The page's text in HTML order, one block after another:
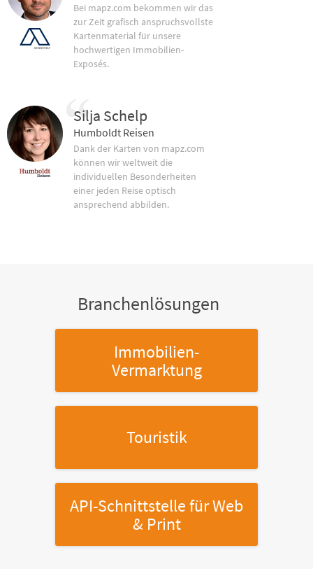
Bei mapz.com bekommen wir das
zur Zeit grafisch anspruchsvollste
Kartenmaterial für unsere
hochwertigen Immobilien-
Exposés.
Silja Schelp
Humboldt Reisen
Dank der Karten von mapz.com
können wir weltweit die
individuellen Besonderheiten
einer jeden Reise optisch
ansprechend abbilden.
Branchenlösungen
Immobilien-
Vermarktung
Touristik
API-Schnittstellefür Web
& Print